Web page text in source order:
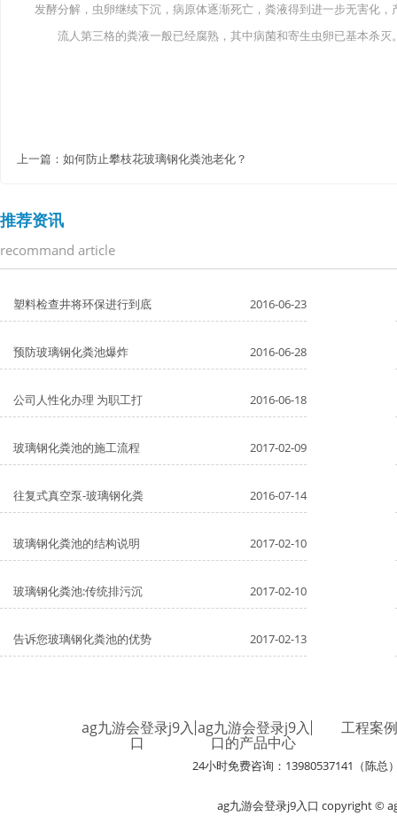
发酵分解，虫卵继续下沉，病原体逐渐死亡，粪液得到进一步无害化
流人第三格的粪液一般已经腐熟，其中病菌和寄生虫卵已基本杀灭
上一篇： 如何防止攀枝花玻璃钢化粪池老化？
推荐资讯
recommand article
塑料检查井将环保进行到底 2016-06-23
预防玻璃钢化粪池爆炸 2016-06-28
公司人性化办理 为职工打 2016-06-18
玻璃钢化粪池的施工流程 2017-02-09
往复式真空泵-玻璃钢化粪 2016-07-14
玻璃钢化粪池的结构说明 2017-02-10
玻璃钢化粪池:传统排污沉 2017-02-10
告诉您玻璃钢化粪池的优势 2017-02-13
ag九游会登录j9入
口
ag九游会登录j9入
口的产品中心
工程案例
24小时免费咨询：13980537141（陈总
ag九游会登录j9入口 copyright ©